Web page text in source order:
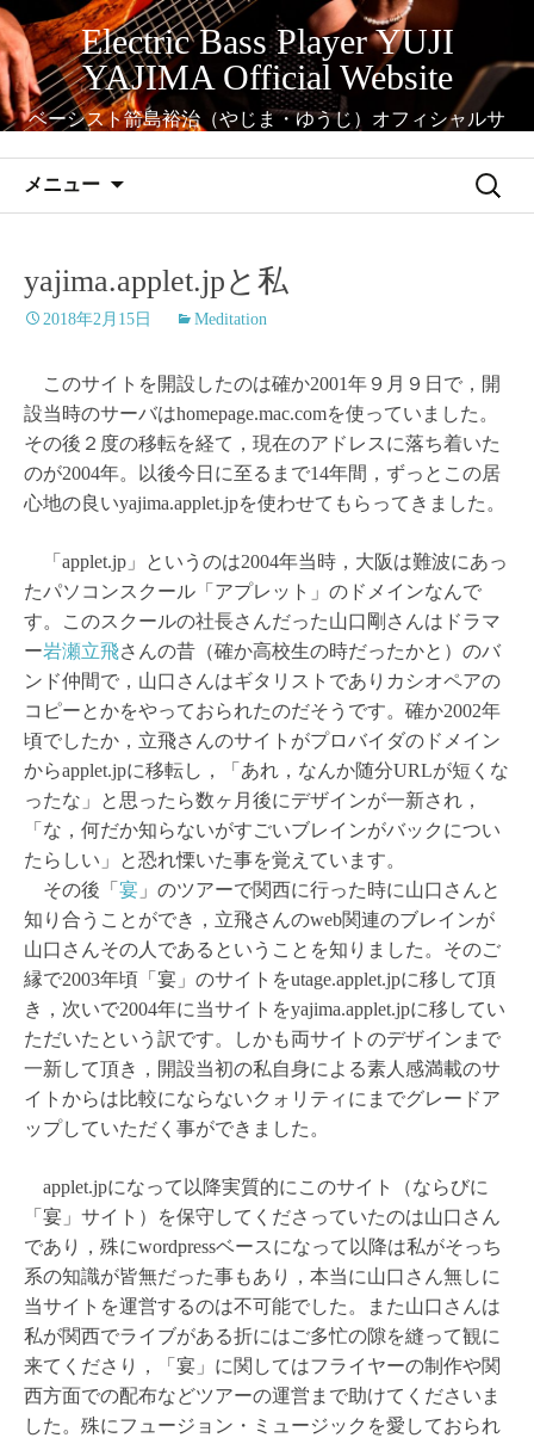
コ
ン
テ
ン
ツ
へ
Electric Bass Player YUJI
YAJIMA Official Website
ベーシスト箭島裕治（やじま・ゆうじ）オフィシャルサ
メニュー
検
yajima.applet.jpと私
2018年2月15日 Meditation
このサイトを開設したのは確か2001年９月９日で，開
設当時のサーバはhomepage.mac.comを使っていました。
その後２度の移転を経て，現在のアドレスに落ち着いた
のが2004年。以後今日に至るまで14年間，ずっとこの居
心地の良いyajima.applet.jpを使わせてもらってきました。
「applet.jp」というのは2004年当時，大阪は難波にあっ
たパソコンスクール「アプレット」のドメインなんで
す。このスクールの社長さんだった山口剛さんはドラマ
ー岩瀬立飛さんの昔（確か高校生の時だったかと）のバ
ンド仲間で，山口さんはギタリストでありカシオペアの
コピーとかをやっておられたのだそうです。確か2002年
頃でしたか，立飛さんのサイトがプロバイダのドメイン
からapplet.jpに移転し，「あれ，なんか随分URLが短くな
ったな」と思ったら数ヶ月後にデザインが一新され，
「な，何だか知らないがすごいブレインがバックについ
たらしい」と恐れ慄いた事を覚えています。
その後「 宴 」のツアーで関西に行った時に山口さんと
知り合うことができ，立飛さんのweb関連のブレインが
山口さんその人であるということを知りました。そのご
縁で2003年頃「宴」のサイトをutage.applet.jpに移して頂
き，次いで2004年に当サイトをyajima.applet.jpに移してい
ただいたという訳です。しかも両サイトのデザインまで
一新して頂き，開設当初の私自身による素人感満載のサ
イトからは比較にならないクォリティにまでグレードア
ップしていただく事ができました。
applet.jpになって以降実質的にこのサイト（ならびに
「宴」サイト）を保守してくださっていたのは山口さん
であり，殊にwordpressベースになって以降は私がそっち
系の知識が皆無だった事もあり，本当に山口さん無しに
当サイトを運営するのは不可能でした。また山口さんは
私が関西でライブがある折にはご多忙の隙を縫って観に
来てくださり，「宴」に関してはフライヤーの制作や関
西方面での配布などツアーの運営まで助けてくださいま
した。殊にフュージョン・ミュージックを愛しておられ